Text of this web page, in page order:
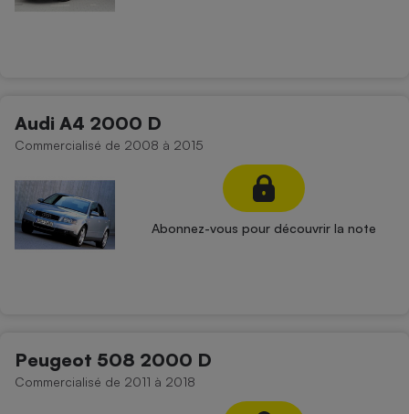
Audi A4 2000 D
Commercialisé de 2008 à 2015
Abonnez-vous pour découvrir la note
Peugeot 508 2000 D
Commercialisé de 2011 à 2018